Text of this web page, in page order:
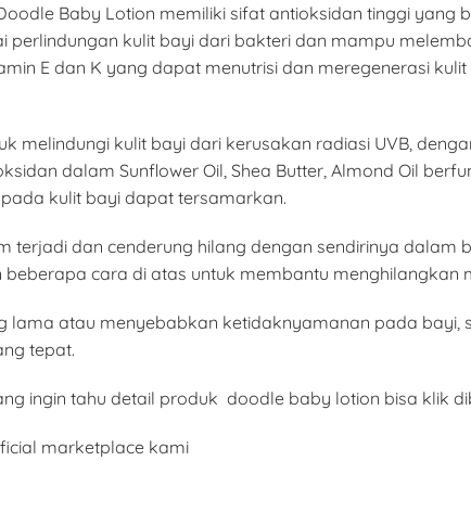
Baby Lotion memiliki sifat antioksidan tinggi yang
perlindungan kulit bayi dari bakteri dan mampu
E dan K yang dapat menutrisi dan meregenerasi
melindungi kulit bayi dari kerusakan radiasi UVB,
dalam Sunflower Oil, Shea Butter, Almond Oil
kulit bayi dapat tersamarkan.
terjadi dan cenderung hilang dengan sendirinya dalam
cara di atas untuk membantu menghilangkan
atau menyebabkan ketidaknyamanan pada bayi,
tepat.
ingin tahu detail produk doodle baby lotion bisa klik
marketplace kami